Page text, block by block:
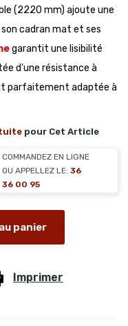
(2220 mm) ajoute une
cadran mat et ses
garantit une lisibilité
d'une résistance à
parfaitement adaptée à
pour Cet Article
COMMANDEZ EN LIGNE
OU APPELLEZ LE: 36
36 00 95
panier
Imprimer